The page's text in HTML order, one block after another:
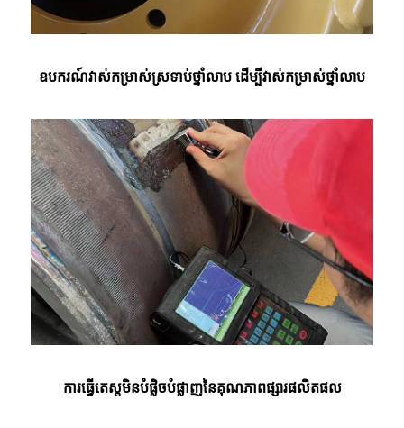
ឧបករណ៍វាស់កម្រាស់ស្រទាប់ថ្នាំលាប ដើម្បីវាស់កម្រាស់ថ្នាំលាប
ការធ្វើតេស្តមិនបំផ្លិចបំផ្លាញនៃគុណភាពផ្សារផលិតផល